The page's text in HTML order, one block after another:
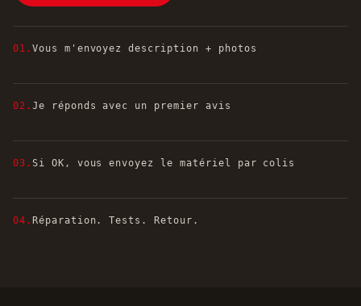
01. Vous m'envoyez description + photos
02. Je réponds avec un premier avis
03. Si OK, vous envoyez le matériel par colis
04. Réparation. Tests. Retour.